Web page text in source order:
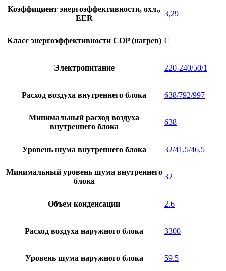
Коэффициент энергоэффективности, охл.,
EER
3,29
Класс энергоэффективности COP (нагрев) С
Электропитание 220-240/50/1
Расход воздуха внутреннего блока 638/792/997
Минимальный расход воздуха
внутреннего блока
638
Уровень шума внутреннего блока 32/41,5/46,5
Минимальный уровень шума внутреннего
блока
32
Объем конденсации 2.6
Расход воздуха наружного блока 3300
Уровень шума наружного блока 59.5